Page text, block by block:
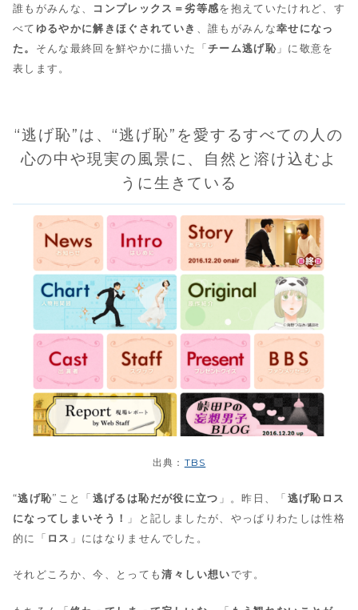
誰もがみんな、 コンプレックス＝劣等感を抱えていたけれど、す
べて ゆるやかに解きほぐされていき 、誰もがみんな幸せになっ
た。 そんな最終回を鮮やかに描いた「チーム逃げ恥」に敬意を
表します。
“逃げ恥”は、“逃げ恥”を愛するすべての人の
心の中や現実の風景に、自然と溶け込むよ
うに生きている
出典： TBS
“逃げ恥”こと「逃げるは恥だが役に立つ 」。昨日、「逃げ恥ロス
になってしまいそう！
」と記しましたが、やっぱりわたしは性格
的に「 ロス 」にはなりませんでした。
それどころか、今、とっても清々しい想いです。